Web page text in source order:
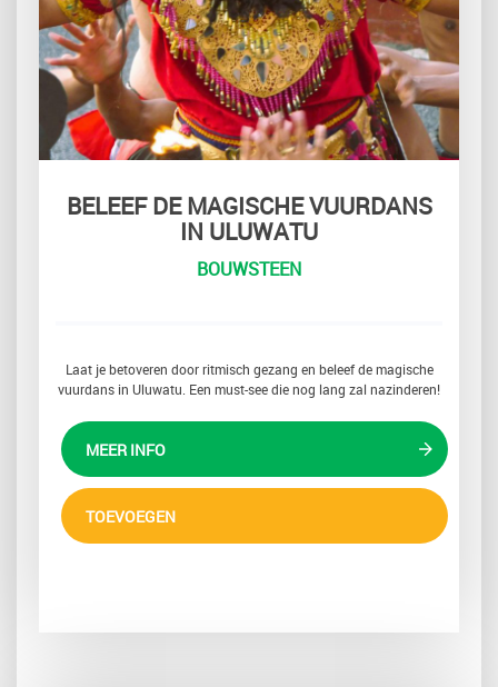
BELEEF DE MAGISCHE VUURDANS
IN ULUWATU
BOUWSTEEN
Laat je betoveren door ritmisch gezang en beleef de magische
vuurdans in Uluwatu. Een must-see die nog lang zal nazinderen!
MEER INFO
TOEVOEGEN